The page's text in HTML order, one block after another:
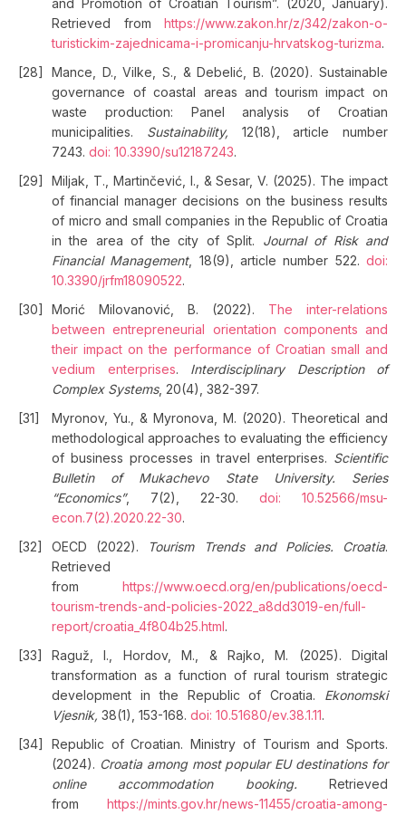
and Promotion of Croatian Tourism”. (2020, January).
Retrieved from https://www.zakon.hr/z/342/zakon-o-
turistickim-zajednicama-i-promicanju-hrvatskog-turizma.
Mance, D., Vilke, S., & Debelić, B. (2020). Sustainable
governance of coastal areas and tourism impact on
waste production: Panel analysis of Croatian
municipalities. Sustainability, 12(18), article number
7243. doi: 10.3390/su12187243.
Miljak, T., Martinčević, I., & Sesar, V. (2025). The impact
of financial manager decisions on the business results
of micro and small companies in the Republic of Croatia
in the area of the city of Split. Journal of Risk and
Financial Management, 18(9), article number 522.doi:
10.3390/jrfm18090522.
Morić Milovanović, B. (2022). The inter-relations
between entrepreneurial orientation components and
their impact on the performance of Croatian small and
vedium enterprises. Interdisciplinary Description of
Complex Systems, 20(4), 382-397.
Myronov, Yu., & Myronova, M. (2020). Theoretical and
methodological approaches to evaluating the efficiency
of business processes in travel enterprises. Scientific
Bulletin of Mukachevo State University. Series
“Economics”, 7(2), 22-30. doi: 10.52566/msu-
econ.7(2).2020.22-30.
OECD (2022).
Tourism Trends and Policies. Croatia.
Retrieved
from https://www.oecd.org/en/publications/oecd-
tourism-trends-and-policies-2022_a8dd3019-en/full-
report/croatia_4f804b25.html.
Raguž, I., Hordov, M., & Rajko, M. (2025). Digital
transformation as a function of rural tourism strategic
development in the Republic of Croatia. Ekonomski
Vjesnik, 38(1), 153-168. doi: 10.51680/ev.38.1.11.
Republic of Croatian. Ministry of Tourism and Sports.
(2024). Croatia among most popular EU destinations for
online accommodation booking. Retrieved
from https://mints.gov.hr/news-11455/croatia-among-